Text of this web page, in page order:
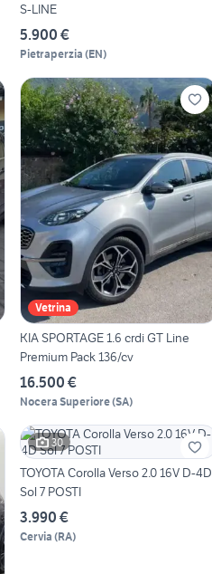
S-LINE
5.900 €
Pietraperzia (EN)
Vetrina
KIA SPORTAGE 1.6 crdi GT Line
Premium Pack 136/cv
16.500 €
Nocera Superiore(SA)
30
TOYOTA Corolla Verso 2.0 16V D-4D
Sol 7 POSTI
3.990 €
Cervia (RA)